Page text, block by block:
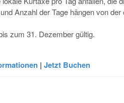
Anzahl der Tage hängen von der
zum 31. Dezember gültig.
| Jetzt Buchen